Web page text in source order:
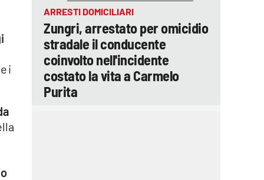
i
ARRESTI DOMICILIARI
Zungri, arrestato per omicidio
stradale il conducente
coinvolto nell'incidente
costato la vita a Carmelo
Purita